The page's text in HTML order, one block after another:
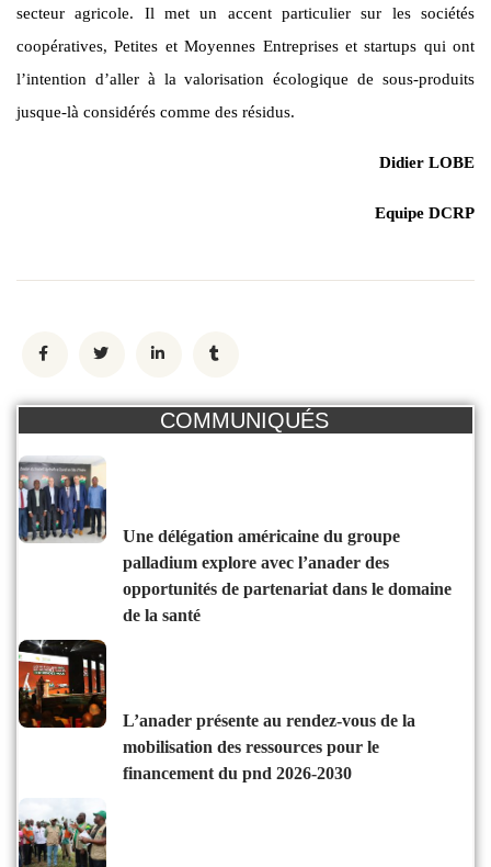
secteur agricole. Il met un accent particulier sur les sociétés
coopératives, Petites et Moyennes Entreprises et startups qui ont
l’intention d’aller à la valorisation écologique de sous-produits
jusque-là considérés comme des résidus.
Didier LOBE
Equipe DCRP
COMMUNIQUÉS
une délégation américaine du groupe
palladium explore avec l’anader des
opportunités de partenariat dans le domaine
de la santé
l’anader présente au rendez-vous de la
mobilisation des ressources pour le
financement du pnd 2026-2030